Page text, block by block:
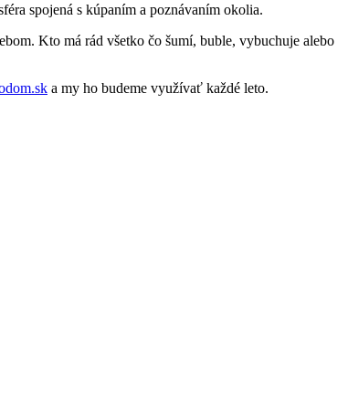
spojená s kúpaním a poznávaním okolia.
Kto má rád všetko čo šumí, buble, vybuchuje alebo
a my ho budeme využívať každé leto.